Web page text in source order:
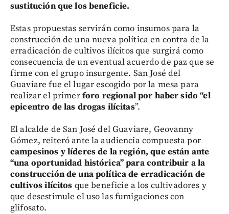
sustitución que los beneficie.
Estas propuestas servirán como insumos para la
construcción de una nueva política en contra de la
erradicación de cultivos ilícitos que surgirá como
consecuencia de un eventual acuerdo de paz que se
firme con el grupo insurgente. San José del
Guaviare fue el lugar escogido por la mesa para
realizar el primerforo regional por haber sido “el
epicentro de las drogas ilícitas”.
El alcalde de San José del Guaviare, Geovanny
Gómez, reiteró ante la audiencia compuesta por
campesinos y líderes de la región, que están ante
“una oportunidad histórica” para contribuir a la
construcción de una política de erradicación de
cultivos ilícitos que beneficie a los cultivadores y
que desestimule el uso las fumigaciones con
glifosato.